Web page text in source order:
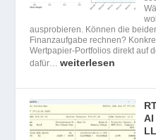
ausprobieren. Können die
Finanzaufgabe rechnen?
Wertpapier-Portfolios direkt auf
dafür…weiterlesen
AI